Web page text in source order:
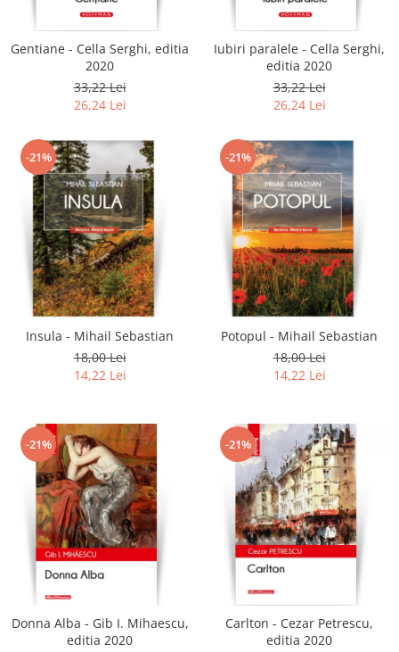
Gentiane - Cella Serghi, editia
2020
33,22 Lei
26,24 Lei
Iubiri paralele - Cella Serghi,
editia 2020
33,22 Lei
26,24 Lei
-21%
Insula - Mihail Sebastian
18,00 Lei
14,22 Lei
-21%
Potopul - Mihail Sebastian
18,00 Lei
14,22 Lei
-21%
Donna Alba - Gib I. Mihaescu,
editia 2020
-21%
Carlton - Cezar Petrescu,
editia 2020